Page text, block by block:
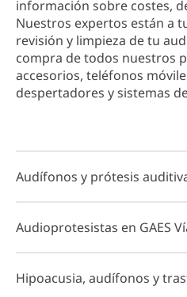
información sobre costes,
Nuestros expertos están a
revisión y limpieza de tu
compra de todos nuestros
accesorios, teléfonos
despertadores y sistemas
Audífonos y prótesis
Audioprotesistas en GAES
Hipoacusia, audífonos y